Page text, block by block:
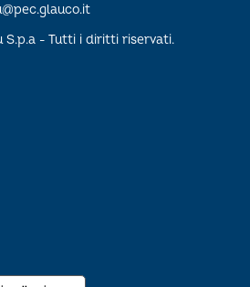
S.p.a - Tutti i diritti riservati.